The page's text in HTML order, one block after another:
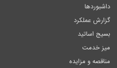
داشبوردها
گزارش عملکرد
بسیج اساتید
میز خدمت
مناقصه و مزایده